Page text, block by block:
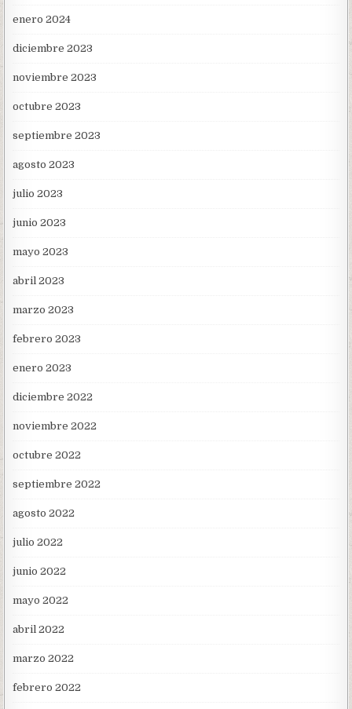
enero 2024
diciembre 2023
noviembre 2023
octubre 2023
septiembre 2023
agosto 2023
julio 2023
junio 2023
mayo 2023
abril 2023
marzo 2023
febrero 2023
enero 2023
diciembre 2022
noviembre 2022
octubre 2022
septiembre 2022
agosto 2022
julio 2022
junio 2022
mayo 2022
abril 2022
marzo 2022
febrero 2022